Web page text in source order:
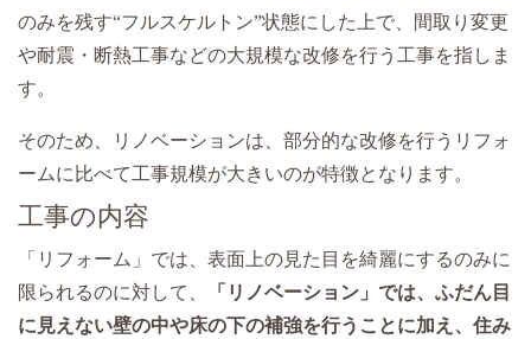
のみを残す“フルスケルトン”状態にした上で、間取り変更
や耐震・断熱工事などの大規模な改修を行う工事を指しま
す。
そのため、リノベーションは、部分的な改修を行うリフォ
ームに比べて工事規模が大きいのが特徴となります。
工事の内容
「リフォーム」では、表面上の見た目を綺麗にするのみに
限られるのに対して、
「リノベーション」では、ふだん目
に見えない壁の中や床の下の補強を行うことに加え、住み